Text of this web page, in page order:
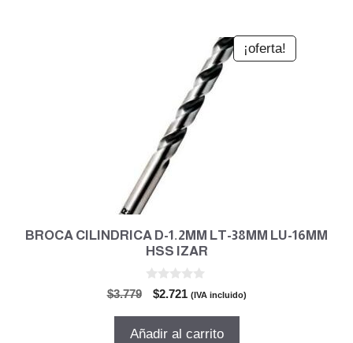
¡oferta!
BROCA CILINDRICA D-1.2MM LT-38MM LU-16MM
HSS IZAR
$3.779
El
original
$2.721El
actual
(IVA incluido)
Añadir al carrito